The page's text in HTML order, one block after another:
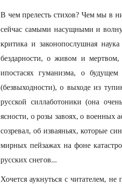
В чем прелесть стихов? Чем мы в
сейчас самыми насущными и
критика и законопослушная
бездарности, о живом и
ипостасях гуманизма, о
(безвыходности), о выходе из
русской силлаботоники (она
ясности, о розы завоях, о военных
созревал, об изваяньях, которые
мирных пейзажах на фоне
русских снегов...
Хочется аукнуться с читателем,